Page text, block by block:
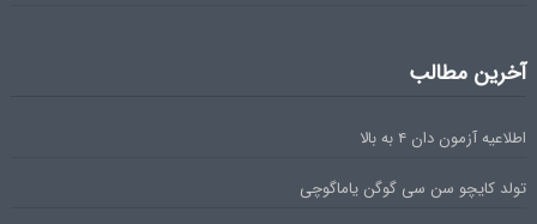
آخرین مطالب
اطلاعیه آزمون دان ۴ به بالا
تولد کایچو سن سی گوگن یاماگوچی